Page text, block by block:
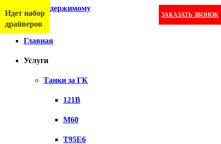
Перейти к содержимому
ЗАКАЗАТЬ ЗВОНОК
Меню
Главная
Услуги
Танки за ГК
121B
M60
T95E6
Идет набор
драйверов